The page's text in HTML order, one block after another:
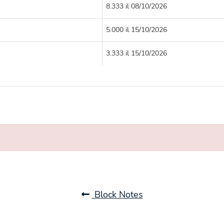
8.333 il 08/10/2026
5.000 il 15/10/2026
3.333 il 15/10/2026
Block Notes